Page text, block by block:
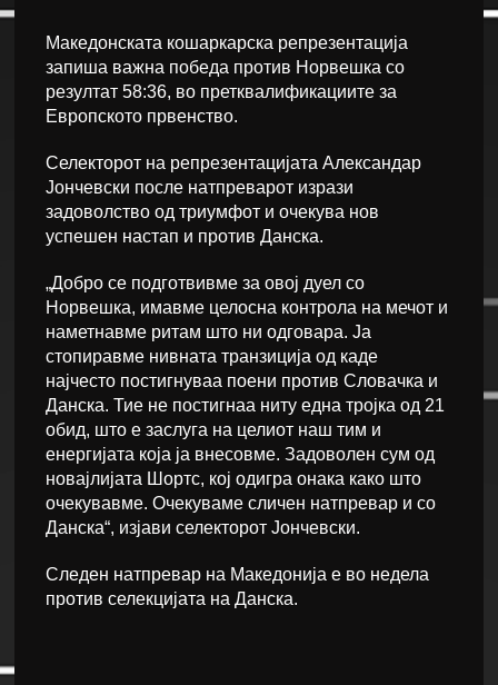
Македонската кошаркарска репрезентација
запиша важна победа против Норвешка со
резултат 58:36, во претквалификациите за
Европското првенство.
Селекторот на репрезентацијата Александар
Јончевски после натпреварот изрази
задоволство од триумфот и очекува нов
успешен настап и против Данска.
„Добро се подготвивме за овој дуел со
Норвешка, имавме целосна контрола на мечот и
наметнавме ритам што ни одговара. Ја
стопиравме нивната транзиција од каде
најчесто постигнуваа поени против Словачка и
Данска. Тие не постигнаа ниту една тројка од 21
обид, што е заслуга на целиот наш тим и
енергијата која ја внесовме. Задоволен сум од
новајлијата Шортс, кој одигра онака како што
очекувавме. Очекуваме сличен натпревар и со
Данска“, изјави селекторот Јончевски.
Следен натпревар на Македонија е во недела
против селекцијата на Данска.